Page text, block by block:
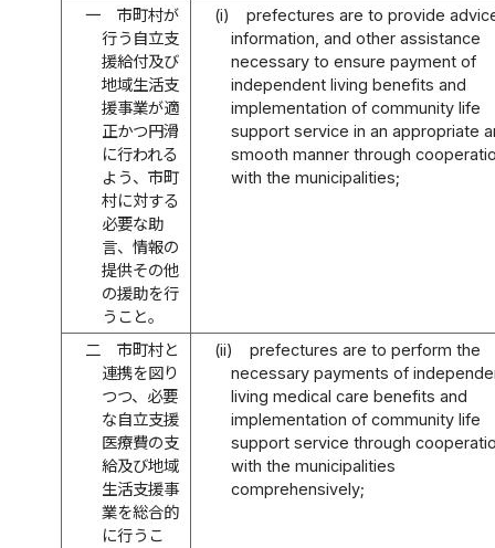
一
市町村が
行う自立支
援給付及び
地域生活支
援事業が適
正かつ円滑
に行われる
よう、市町
村に対する
必要な助
言、情報の
提供その他
の援助を行
うこと。
(i)
prefectures are to provide
information, and other assistance
necessary to ensure payment of
independent living benefits and
implementation of community life
support service in an appropriate
smooth manner through
with the municipalities;
二
市町村と
連携を図り
つつ、必要
な自立支援
医療費の支
給及び地域
生活支援事
業を総合的
に行うこ
(ii)
prefectures are to perform the
necessary payments of
living medical care benefits and
implementation of community life
support service through
with the municipalities
comprehensively;